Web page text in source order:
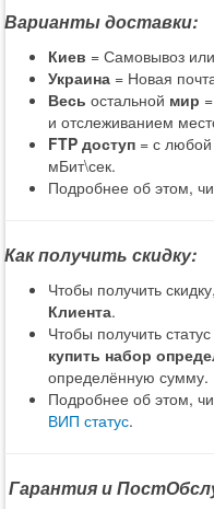
Варианты доставки:
Киев = Самовывоз
Украина = Новая
Весь остальной мир
и отслеживанием
FTP доступ = с любой
мБит\сек.
Подробнее об этом,
Как получить скидку:
Чтобы получить
Клиента.
Чтобы получить
купить набор
определённую сумму.
Подробнее об этом,
ВИП статус.
Гарантия и